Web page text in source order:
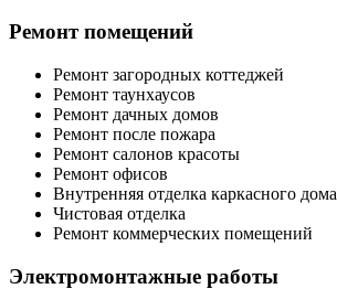
Ремонт помещений
Ремонт загородных коттеджей
Ремонт таунхаусов
Ремонт дачных домов
Ремонт после пожара
Ремонт салонов красоты
Ремонт офисов
Внутренняя отделка каркасного дома
Чистовая отделка
Ремонт коммерческих помещений
Электромонтажные работы